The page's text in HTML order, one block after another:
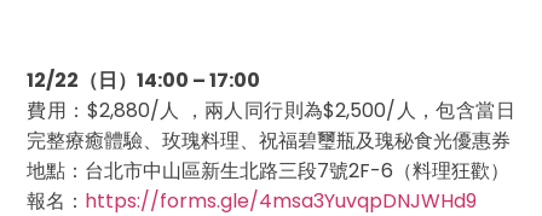
12/22（日）14:00 – 17:00
費用：$2,880/人 ，兩人同行則為$2,500/人，包含當日
完整療癒體驗、玫瑰料理、祝福碧璽瓶及瑰秘食光優惠券
地點：台北市中山區新生北路三段7號2F-6（料理狂歡）
報名： https://forms.gle/4msa3YuvqpDNJWHd9